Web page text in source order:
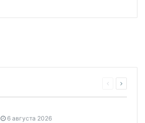
6 августа 2026